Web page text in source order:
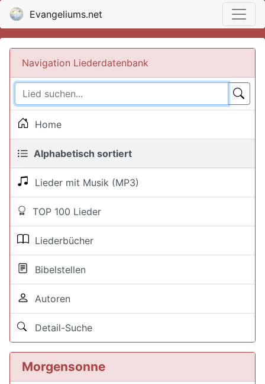
Evangeliums.net
Navigation Liederdatenbank
Home
Alphabetisch sortiert
Lieder mit Musik (MP3)
TOP 100 Lieder
Liederbücher
Bibelstellen
Autoren
Detail-Suche
Morgensonne